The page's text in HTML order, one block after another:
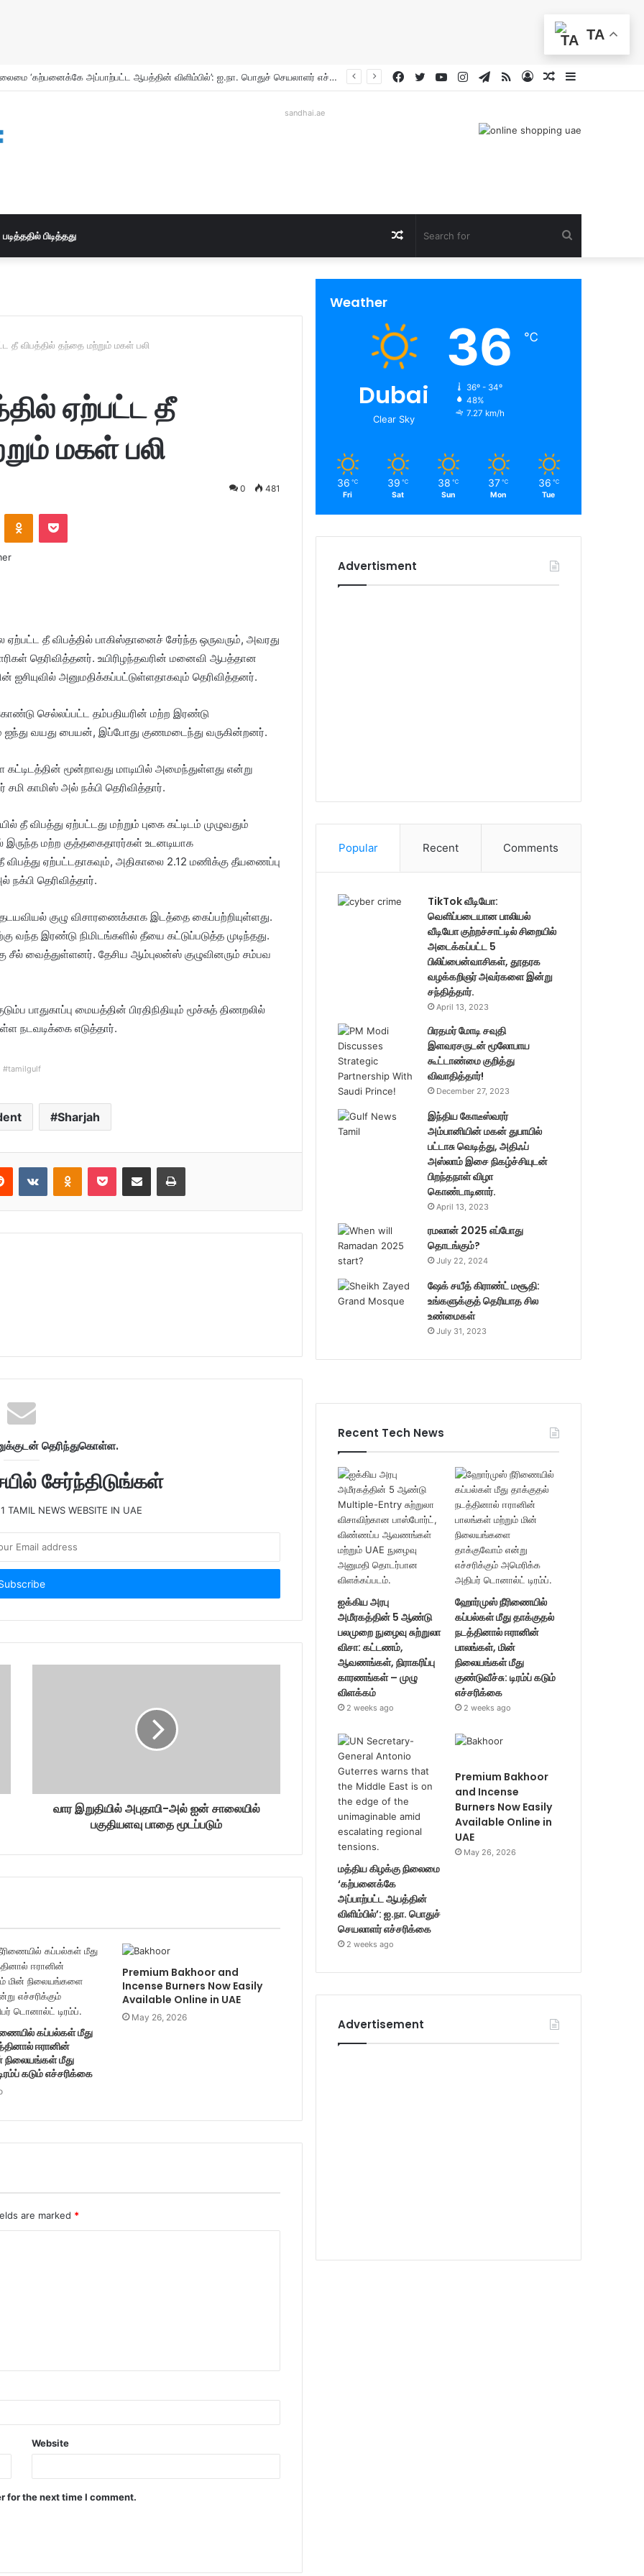
மத்திய கிழக்கு நிலைமை ‘கற்பனைக்கே அப்பாற்பட்ட ஆபத்தின் விளிம்பில்’: ஐ.நா. பொதுச் செயலாளர் எச்சரிக்கை
Random
Log
RSS
Telegram
Instagram
YouTube
Twitter
Facebook
sandhai.ae
படித்ததில் பிடித்தது
for
Random
Article
தீ விபத்தில் தந்தை மற்றும் மகள் பலி
ஏற்பட்ட தீ
மகள் பலி
0 481
ஏற்பட்ட தீ விபத்தில் பாகிஸ்தானைச் சேர்ந்த ஒருவரும், அவரது
தெரிவித்தனர். உயிரிழந்தவரின் மனைவி ஆபத்தான
ஐசியுவில் அனுமதிக்கப்பட்டுள்ளதாகவும் தெரிவித்தனர்.
செல்லப்பட்ட தம்பதியரின் மற்ற இரண்டு
வயது பையன், இப்போது குணமடைந்து வருகின்றனர்.
கட்டிடத்தின் மூன்றாவது மாடியில் அமைந்துள்ளது என்று
சமி காமிஸ் அல் நக்பி தெரிவித்தார்.
தீ விபத்து ஏற்பட்டது மற்றும் புகை கட்டிடம் முழுவதும்
இருந்த மற்ற குத்தகைதாரர்கள் உடனடியாக
ஏற்பட்டதாகவும், அதிகாலை 2.12 மணிக்கு தீயணைப்பு
நக்பி தெரிவித்தார்.
குழு விசாரணைக்காக இடத்தை கைப்பற்றியுள்ளது.
வந்த இரண்டு நிமிடங்களில் தீயை கட்டுப்படுத்த முடிந்தது.
சீல் வைத்துள்ளனர். தேசிய ஆம்புலன்ஸ் குழுவினரும் சம்பவ
பாதுகாப்பு மையத்தின் பிரதிநிதியும் மூச்சுத் திணறலில்
நடவடிக்கை எடுத்தார்.
#tamilgulf
Sharjah
தெரிந்துகொள்ள.
சேர்ந்திடுங்கள்
TAMIL NEWS WEBSITE IN UAE
வார இறுதியில் அபுதாபி-அல் ஐன் சாலையில்
பகுதியளவு பாதை மூடப்படும்
கப்பல்கள் மீது
ஈரானின்
நிலையங்கள் மீது
கடும் எச்சரிக்கை
Premium Bakhoor and
Incense Burners Now Easily
Available Online in UAE
May 26, 2026
are marked *
Website
for the next time I comment.
Weather
Dubai
Clear Sky
36 ℃
36º - 34º
48%
7.27 km/h
36 ℃
Fri
39 ℃
Sat
38 ℃
Sun
37 ℃
Mon
36 ℃
Tue
Advertisment
Popular Recent Comments
TikTok வீடியோ:
வெளிப்படையான பாலியல்
வீடியோ குற்றச்சாட்டில் சிறையில்
அடைக்கப்பட்ட 5
பிலிப்பைன்வாசிகள், தூதரக
வழக்கறிஞர் அவர்களை இன்று
சந்தித்தார்.
April 13, 2023
பிரதமர் மோடி சவுதி
இளவரசருடன் மூலோபாய
கூட்டாண்மை குறித்து
விவாதித்தார்!
December 27, 2023
இந்திய கோடீஸ்வரர்
அம்பானியின் மகன் துபாயில்
பட்டாசு வெடித்து, அதிஃப்
அஸ்லாம் இசை நிகழ்ச்சியுடன்
பிறந்தநாள் விழா
கொண்டாடினார்.
April 13, 2023
ரமலான் 2025 எப்போது
தொடங்கும்?
July 22, 2024
ஷேக் சயீத் கிராண்ட் மசூதி:
உங்களுக்குத் தெரியாத சில
உண்மைகள்
July 31, 2023
Recent Tech News
ஐக்கிய அரபு
அமீரகத்தின் 5 ஆண்டு
பலமுறை நுழைவு சுற்றுலா
விசா: கட்டணம்,
ஆவணங்கள், நிராகரிப்பு
காரணங்கள் – முழு
விளக்கம்
2 weeks ago
ஹோர்முஸ் நீரிணையில்
கப்பல்கள் மீது தாக்குதல்
நடத்தினால் ஈரானின்
பாலங்கள், மின்
நிலையங்கள் மீது
குண்டுவீச்சு: டிரம்ப் கடும்
எச்சரிக்கை
2 weeks ago
மத்திய கிழக்கு நிலைமை
‘கற்பனைக்கே
அப்பாற்பட்ட ஆபத்தின்
விளிம்பில்’: ஐ.நா. பொதுச்
செயலாளர் எச்சரிக்கை
2 weeks ago
Premium Bakhoor
and Incense
Burners Now Easily
Available Online in
UAE
May 26, 2026
Advertisement
TA